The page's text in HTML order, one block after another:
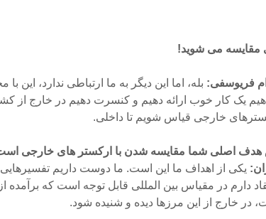
مقایسه می شوید!
فریوسفی: بله، اما این دیگر به ما ارتباطی ندارد، این
یک کار خوب ارائه دهیم و کنسرت دهیم در خارج از
خارجی قیاس شویم تا داخلی.
اصلی شما مقایسه شدن با ارکستر های خارجی
یکی از اهداف ما این است. ما دوست داریم
دارم در مقیاس بین المللی قابل توجه است که برآمده
در خارج از این مرزها دیده و شنیده شود.